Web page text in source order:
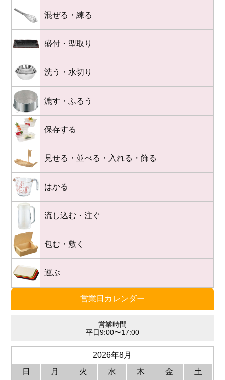
営業日カレンダー
営業時間
平日9:00〜17:00
2026年8月
日
月 火 水 木 金
土
混ぜる・練る
盛付・型取り
洗う・水切り
漉す・ふるう
保存する
見せる・並べる・入れる・飾る
はかる
流し込む・注ぐ
包む・敷く
運ぶ